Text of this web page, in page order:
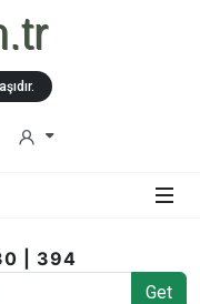
| 394
Get